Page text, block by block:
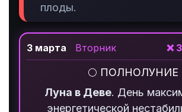
плоды.
3 марта Вторник ❌
🌕 ПОЛНОЛУНИЕ
Луна в Деве. День
энергетической